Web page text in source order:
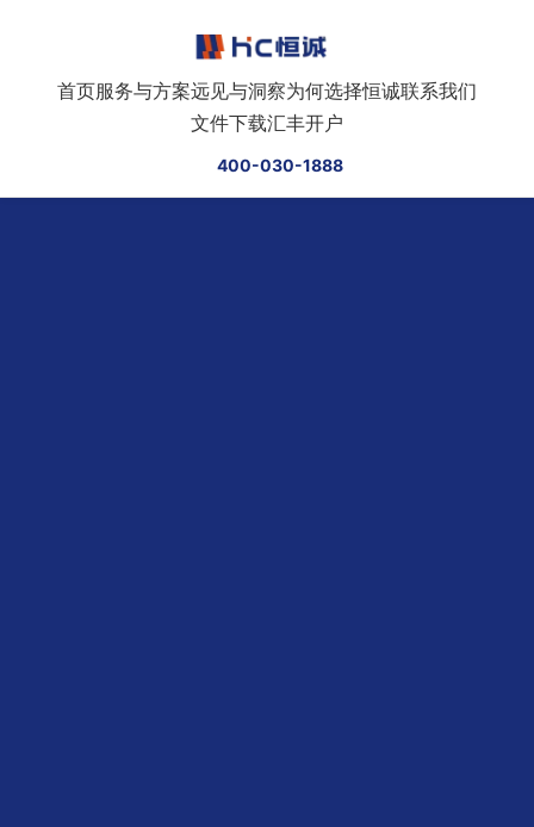
首页服务与方案远见与洞察为何选择恒诚联系我们
文件下载汇丰开户
400-030-1888